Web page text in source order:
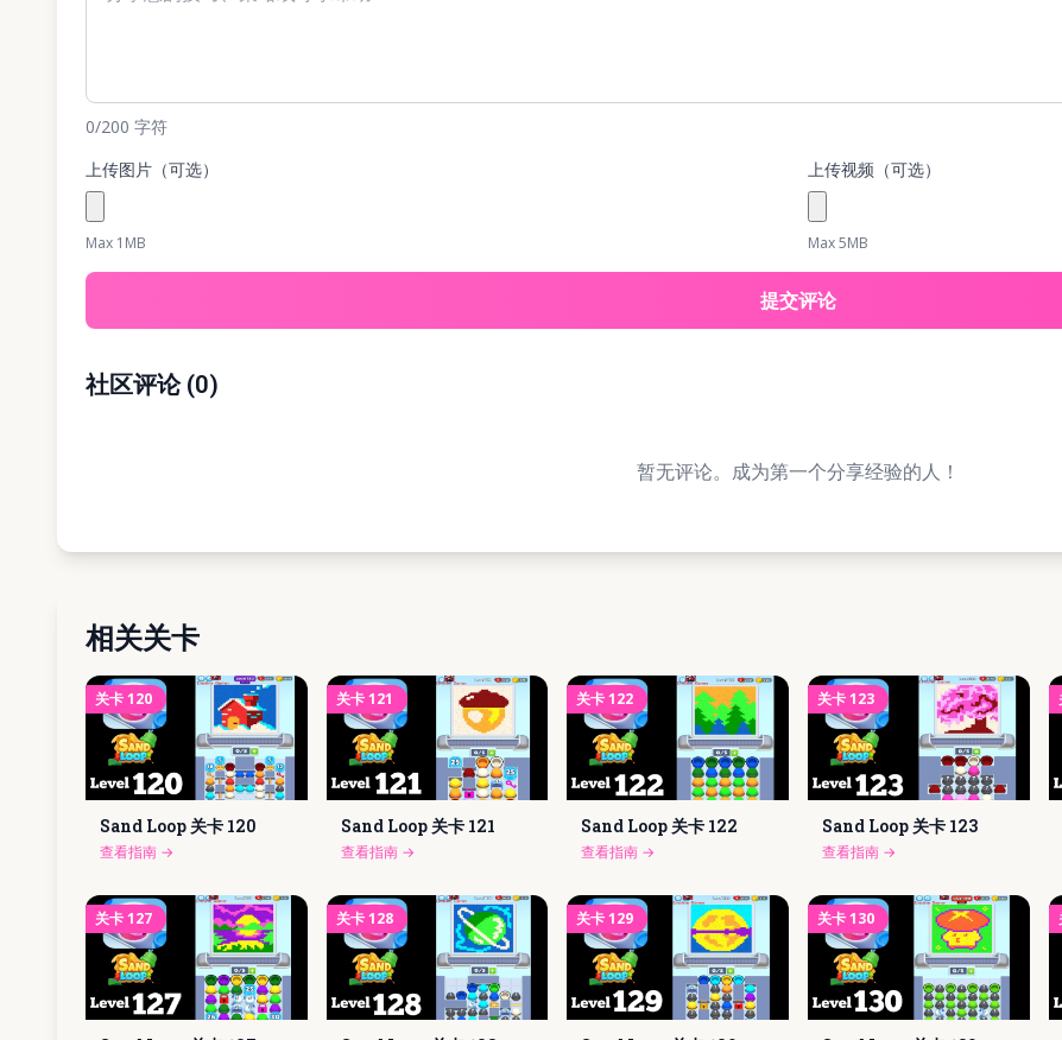
0/200 字符
上传图片（可选）
Max 1MB
上传视频（可选）
Max 5MB
提交评论
社区评论(0)
暂无评论。成为第一个分享经验的人！
相关关卡
关卡120
Sand Loop 关卡 120
查看指南 →
关卡121
Sand Loop 关卡 121
查看指南→
关卡122
Sand Loop 关卡 122
查看指南 →
关卡123
Sand Loop 关卡 123
查看指南→
关卡127 关卡128 关卡129 关卡130